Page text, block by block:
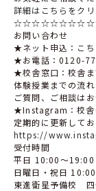
詳細はこちらをク
お問い合わせ
★ネット申込： こ
★お電話： 0120-
★校舎窓口：校舎ま
体験授業までの流
ご質問、ご相談は
★Instagram ：校
定期的に更新して
https://
受付時間
平日 10:00〜19:00
日曜日・祝日 10:00
東進衛星予備校 四